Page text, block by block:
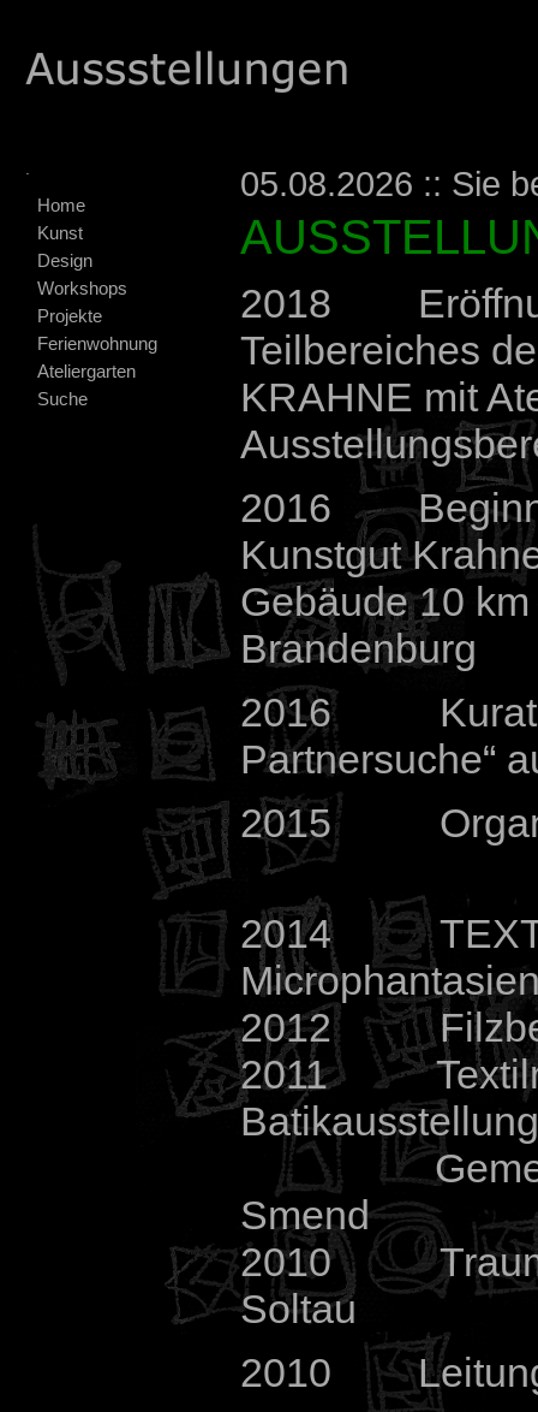
Home
Kunst
Design
Workshops
Projekte
Ferienwohnung
Ateliergarten
Suche
05.08.2026 :: Sie
2018
Teilbereiches
KRAHNE mit
2016 Beginn
Kunstgut
Gebäude 10
Brandenburg
2016
Partnersuche“
2015
2014
2012
2011
Smend
2010
Soltau
2010 Leitung